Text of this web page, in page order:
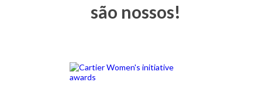
são nossos!